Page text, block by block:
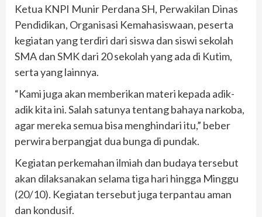
Ketua KNPI Munir Perdana SH, Perwakilan Dinas
Pendidikan, Organisasi Kemahasiswaan, peserta
kegiatan yang terdiri dari siswa dan siswi sekolah
SMA dan SMK dari 20 sekolah yang ada di Kutim,
serta yang lainnya.
“Kami juga akan memberikan materi kepada adik-
adik kita ini. Salah satunya tentang bahaya narkoba,
agar mereka semua bisa menghindari itu,” beber
perwira berpangjat dua bunga di pundak.
Kegiatan perkemahan ilmiah dan budaya tersebut
akan dilaksanakan selama tiga hari hingga Minggu
(20/10). Kegiatan tersebut juga terpantau aman
dan kondusif.